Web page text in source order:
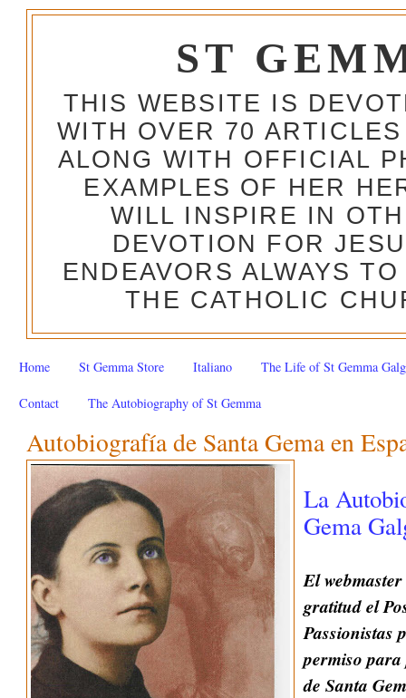
ST
THIS WEBSITE IS
WITH OVER 70
ALONG WITH OFFICIAL
EXAMPLES OF HER
WILL INSPIRE IN
DEVOTION FOR
ENDEAVORS ALWAYS
THE CATHOLIC
Home St Gemma Store Italiano The Life of St Gemma
Contact The Autobiography of St Gemma
Autobiografía de Santa Gema en
La
Gema
El
gratitud el
Passionistas
permiso
de Santa